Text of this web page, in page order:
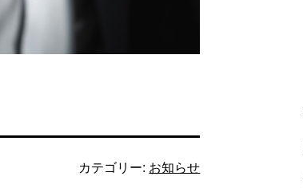
カテゴリー: お知らせ